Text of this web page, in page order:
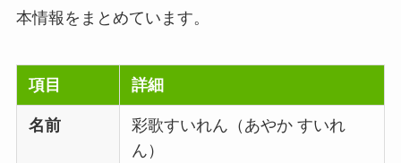
本情報をまとめています。
項目 詳細
名前
彩歌すいれん（あやか すいれ
ん）